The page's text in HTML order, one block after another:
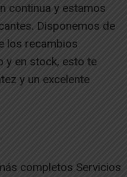
continua y estamos
Disponemos de
los recambios
y en stock, esto te
y un excelente
completos Servicios